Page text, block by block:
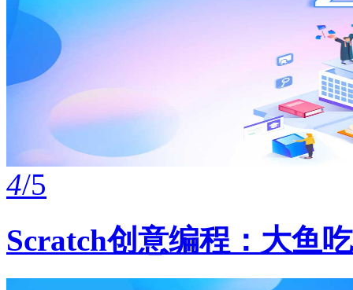
4/5
Scratch创意编程：大鱼